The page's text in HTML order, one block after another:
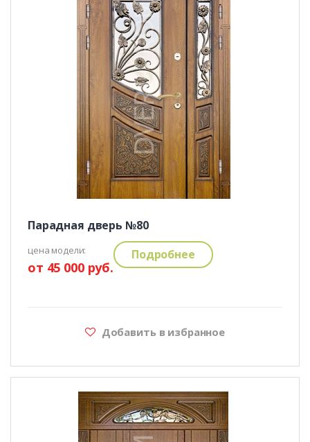
Парадная дверь №80
цена модели:
от 45 000 руб.
Подробнее
Добавить в избранное